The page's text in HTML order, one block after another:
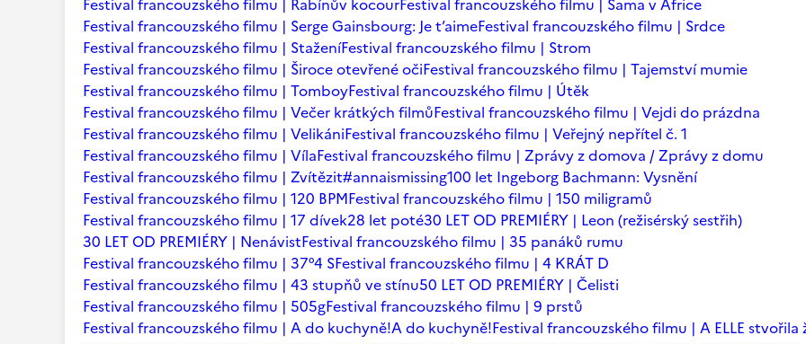
Festival francouzského filmu | Rabínův kocourFestival francouzského filmu | Sama v Africe
Festival francouzského filmu | Serge Gainsbourg: Je t’aimeFestival francouzského filmu | Srdce
Festival francouzského filmu | StaženíFestival francouzského filmu | Strom
Festival francouzského filmu | Široce otevřené očiFestival francouzského filmu | Tajemství mumie
Festival francouzského filmu | TomboyFestival francouzského filmu | Útěk
Festival francouzského filmu | Večer krátkých filmůFestival francouzského filmu | Vejdi do prázdna
Festival francouzského filmu | VelikániFestival francouzského filmu | Veřejný nepřítel č. 1
Festival francouzského filmu | VílaFestival francouzského filmu | Zprávy z domova / Zprávy z domu
Festival francouzského filmu | Zvítězit#annaismissing100 let Ingeborg Bachmann: Vysnění
Festival francouzského filmu | 120 BPMFestival francouzského filmu | 150 miligramů
Festival francouzského filmu | 17 dívek28 let poté30 LET OD PREMIÉRY | Leon (režisérský sestřih)
30 LET OD PREMIÉRY | NenávistFestival francouzského filmu | 35 panáků rumu
Festival francouzského filmu | 37°4 SFestival francouzského filmu | 4 KRÁT D
Festival francouzského filmu | 43 stupňů ve stínu50 LET OD PREMIÉRY | Čelisti
Festival francouzského filmu | 505gFestival francouzského filmu | 9 prstů
Festival francouzského filmu | A do kuchyně!A do kuchyně!Festival francouzského filmu | A ELLE stvořila